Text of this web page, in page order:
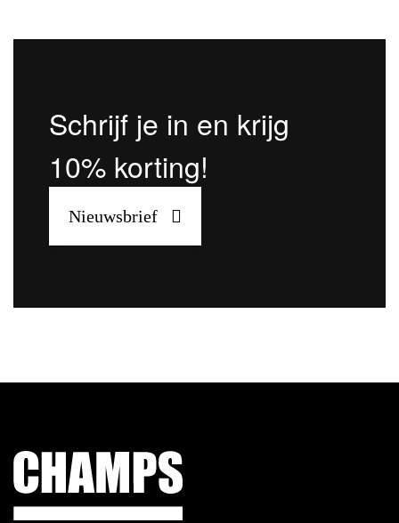
Schrijf je in en krijg
10% korting!
Nieuwsbrief
Champs Sport